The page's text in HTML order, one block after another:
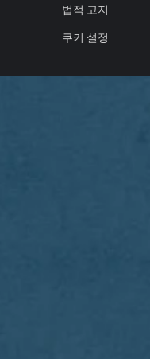
법적 고지
쿠키 설정